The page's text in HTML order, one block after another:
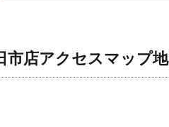
市店アクセスマップ